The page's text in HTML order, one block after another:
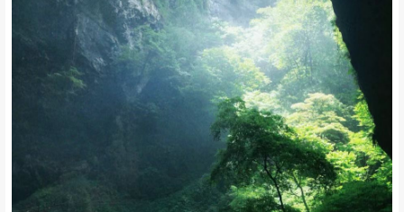
地处原始森林中，植被茂密
古树多处于原始状态，野生植物数种
漏斗底部有濒危植物红豆杉等